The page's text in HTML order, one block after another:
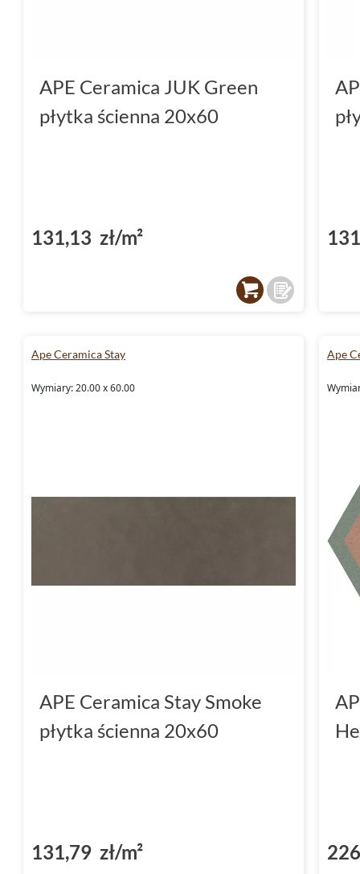
APE Ceramica JUK Green
płytka ścienna 20x60
131,13 zł/m²
Ape Ceramica Stay
Wymiary: 20.00 x 60.00
APE Ceramica Stay Smoke
płytka ścienna 20x60
131,79 zł/m²
Ape